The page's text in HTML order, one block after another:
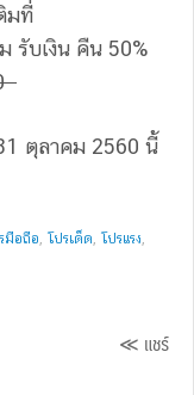
มที่
รับเงิน คืน 50%
ตุลาคม 2560 นี้
มือถือ โปรเด็ด โปรแรง
≪ แชร์